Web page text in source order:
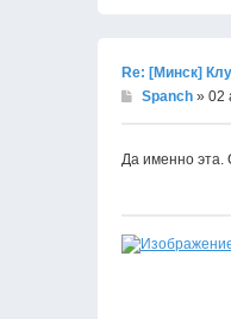
Re: [Минск]
Spanch » 02
Да именно эта.